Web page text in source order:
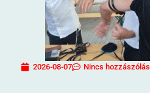
2026-08-07 Nincs hozzászólás